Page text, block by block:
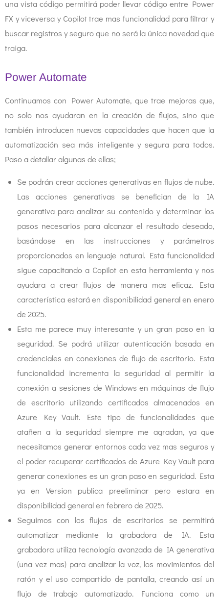
una vista código permitirá poder llevar código entre Power
FX y viceversa y Copilot trae mas funcionalidad para filtrar y
buscar registros y seguro que no será la única novedad que
traiga.
Power Automate
Continuamos con Power Automate, que trae mejoras que,
no solo nos ayudaran en la creación de flujos, sino que
también introducen nuevas capacidades que hacen que la
automatización sea más inteligente y segura para todos.
Paso a detallar algunas de ellas;
Se podrán crear acciones generativas en flujos de nube.
Las acciones generativas se benefician de la IA
generativa para analizar su contenido y determinar los
pasos necesarios para alcanzar el resultado deseado,
basándose en las instrucciones y parámetros
proporcionados en lenguaje natural. Esta funcionalidad
sigue capacitando a Copilot en esta herramienta y nos
ayudara a crear flujos de manera mas eficaz. Esta
característica estará en disponibilidad general en enero
de 2025.
Esta me parece muy interesante y un gran paso en la
seguridad. Se podrá utilizar autenticación basada en
credenciales en conexiones de flujo de escritorio. Esta
funcionalidad incrementa la seguridad al permitir la
conexión a sesiones de Windows en máquinas de flujo
de escritorio utilizando certificados almacenados en
Azure Key Vault. Este tipo de funcionalidades que
atañen a la seguridad siempre me agradan, ya que
necesitamos generar entornos cada vez mas seguros y
el poder recuperar certificados de Azure Key Vault para
generar conexiones es un gran paso en seguridad. Esta
ya en Version publica preeliminar pero estara en
disponibilidad general en febrero de 2025.
Seguimos con los flujos de escritorios se permitirá
automatizar mediante la grabadora de IA. Esta
grabadora utiliza tecnología avanzada de IA generativa
(una vez mas) para analizar la voz, los movimientos del
ratón y el uso compartido de pantalla, creando así un
flujo de trabajo automatizado. Funciona como un